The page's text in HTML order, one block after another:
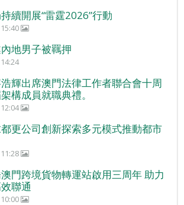
續開展“雷霆2026”行動
地男子被羈押
輝出席澳門法律工作者聯合會十周
構成員就職典禮。
更公司創新探索多元模式推動都市
門跨境貨物轉運站啟用三周年 助力
聯通